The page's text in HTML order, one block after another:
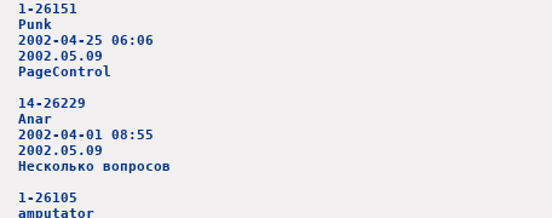
1-26151
Punk
2002-04-25 06:06
2002.05.09
PageControl
14-26229
Anar
2002-04-01 08:55
2002.05.09
Несколько вопросов
1-26105
amputator